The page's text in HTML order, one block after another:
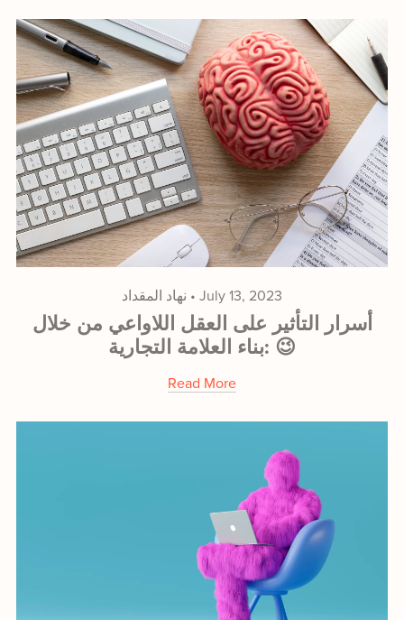
نهاد المقداد July 13, 2023
أسرار التأثير على العقل اللاواعي من خلال
بناء العلامة التجارية: 😉
Read More